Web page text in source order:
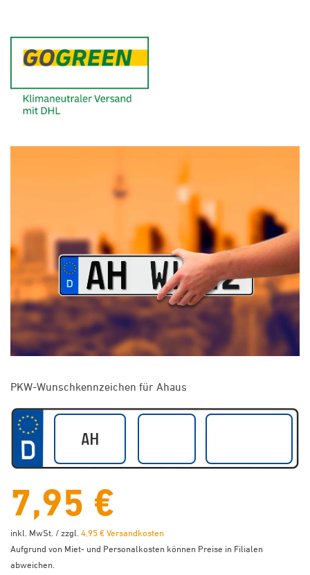
PKW-Wunschkennzeichen für Ahaus
7,95 €
inkl. MwSt. / zzgl. 4,95 € Versandkosten
Aufgrund von Miet- und Personalkosten können Preise in Filialen
abweichen.